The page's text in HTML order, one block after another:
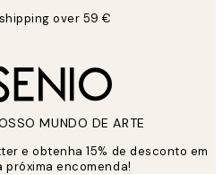
over 59 €
MUNDO DE ARTE
e obtenha 15% de desconto em
próxima encomenda!